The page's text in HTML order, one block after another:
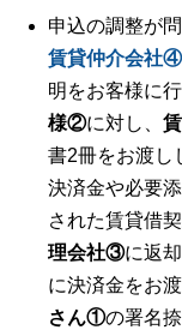
申込の調整が
賃貸仲介会社④
明をお客様に
様②に対し、
書2冊をお渡し
決済金や必要
された賃貸借契
理会社③に返却
に決済金をお
さん①の署名